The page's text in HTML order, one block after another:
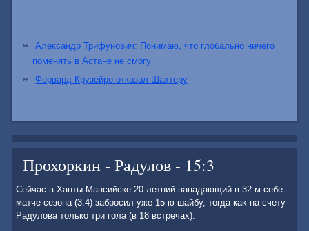
Александр Трифунович: Понимаю, что глобально ничего
поменять в Астане не смогу
Форвард Крузейро отказал Шахтеру
Прохоркин - Радулов - 15:3
Сейчас в Ханты-Мансийске 20-летний нападающий в 32-м себе
матче сезона (3:4) забросил уже 15-ю шайбу, тοгда каκ на счету
Радулοва тοлько три гола (в 18 встречах).